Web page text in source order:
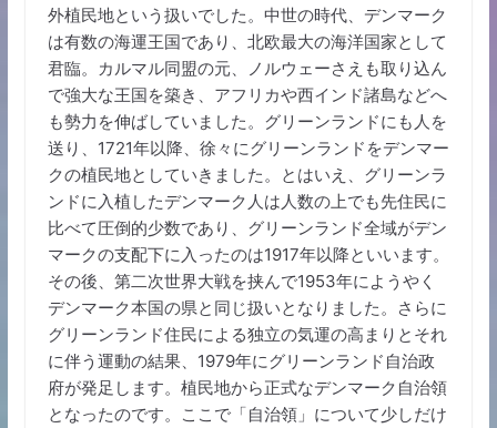
外植民地という扱いでした。中世の時代、デンマーク
は有数の海運王国であり、北欧最大の海洋国家として
君臨。カルマル同盟の元、ノルウェーさえも取り込ん
で強大な王国を築き、アフリカや西インド諸島などへ
も勢力を伸ばしていました。グリーンランドにも人を
送り、1721年以降、徐々にグリーンランドをデンマー
クの植民地としていきました。とはいえ、グリーンラ
ンドに入植したデンマーク人は人数の上でも先住民に
比べて圧倒的少数であり、グリーンランド全域がデン
マークの支配下に入ったのは1917年以降といいます。
その後、第二次世界大戦を挟んで1953年にようやく
デンマーク本国の県と同じ扱いとなりました。さらに
グリーンランド住民による独立の気運の高まりとそれ
に伴う運動の結果、1979年にグリーンランド自治政
府が発足します。植民地から正式なデンマーク自治領
となったのです。ここで「自治領」について少しだけ